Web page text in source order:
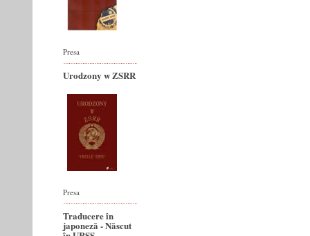
Presa
Urodzony w ZSRR
Presa
Traducere în
japoneză - Născut